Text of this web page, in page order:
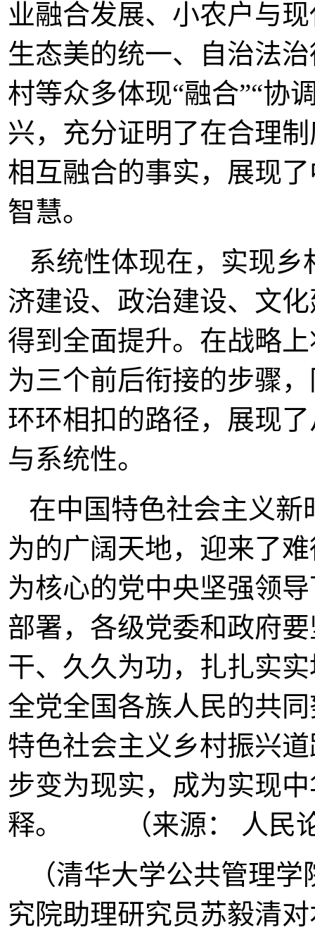
业融合发展、小农户与
生态美的统一、自治法
村等众多体现“融合”“协
兴，充分证明了在合理
相互融合的事实，展现
智慧。
系统性体现在，实现
济建设、政治建设、文
得到全面提升。在战略
为三个前后衔接的步骤
环环相扣的路径，展现
与系统性。
在中国特色社会主义
为的广阔天地，迎来了
为核心的党中央坚强领
部署，各级党委和政府
干、久久为功，扎扎实
全党全国各族人民的共
特色社会主义乡村振兴
步变为现实，成为实现
释。 （来源： 人民
（清华大学公共管理
究院助理研究员苏毅清